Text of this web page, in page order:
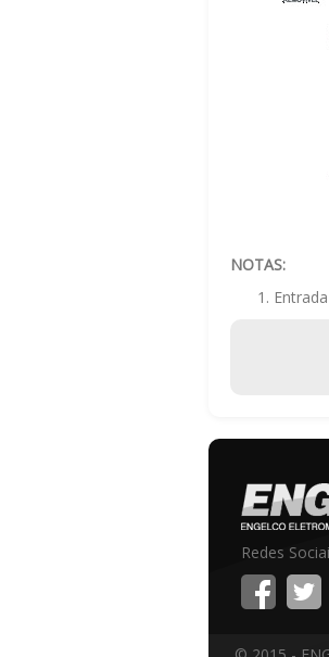
NOTAS:
Redes